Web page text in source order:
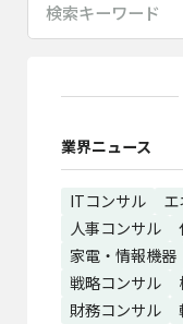
業界ニュース
ITコンサル エ
人事コンサル
家電・情報機器
戦略コンサル
財務コンサル